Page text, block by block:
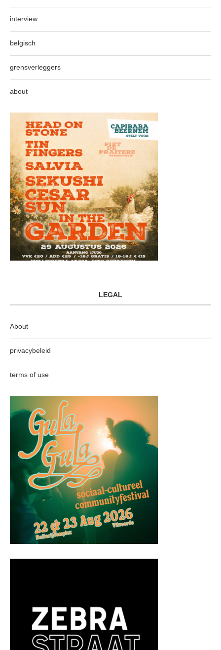
interview
belgisch
grensverleggers
about
LEGAL
About
privacybeleid
terms of use